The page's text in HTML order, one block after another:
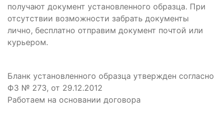
получают документ установленного образца. При
отсутствии возможности забрать документы
лично, бесплатно отправим документ почтой или
курьером.
Бланк установленного образца утвержден согласно
ФЗ № 273, от 29.12.2012
Работаем на основании договора